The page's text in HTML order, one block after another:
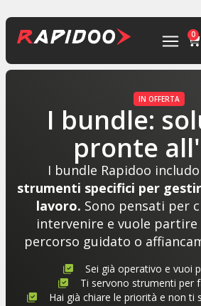
0
IN OFFERTA
I bundle:
pronte
I bundle Rapidoo
strumenti specifici per
lavoro. Sono pensati per
intervenire e vuole partire
percorso guidato o
Sei già operativo e vuoi
Ti servono strumenti per
Hai già chiare le priorità e non ti